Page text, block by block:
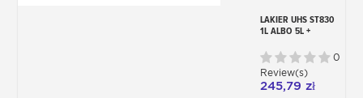
LAKIER UHS ST830
1L ALBO 5L +
ROZPUSZCZALNIK 0
Review(s)
245,79 zł